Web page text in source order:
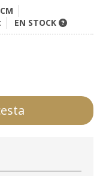
EN STOCK